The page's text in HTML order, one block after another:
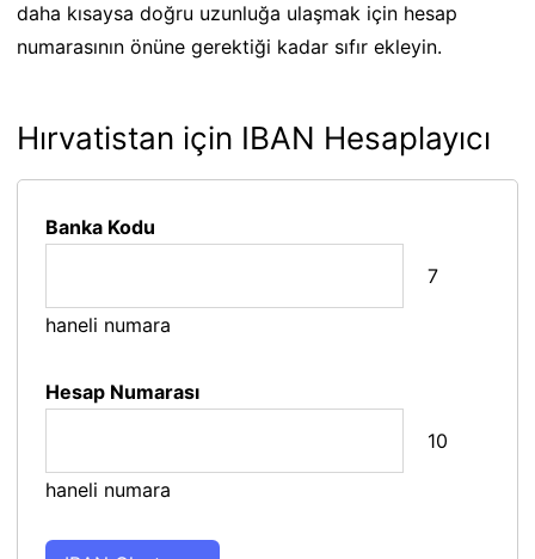
daha kısaysa doğru uzunluğa ulaşmak için hesap
numarasının önüne gerektiği kadar sıfır ekleyin.
Hırvatistan için IBAN Hesaplayıcı
Banka Kodu
7
haneli numara
Hesap Numarası
10
haneli numara